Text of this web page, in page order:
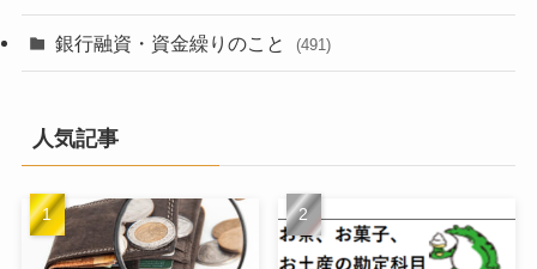
銀行融資・資金繰りのこと (491)
人気記事